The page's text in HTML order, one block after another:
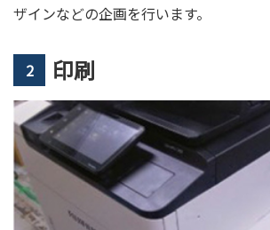
ザインなどの企画を行います。
2 印刷